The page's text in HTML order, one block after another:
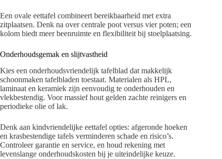
Een ovale eettafel combineert bereikbaarheid met extra
zitplaatsen. Denk na over centrale poot versus vier poten; een
kolom biedt meer beenruimte en flexibiliteit bij stoelplaatsing.
Onderhoudsgemak en slijtvastheid
Kies een onderhoudsvriendelijk tafelblad dat makkelijk
schoonmaken tafelbladen toestaat. Materialen als HPL,
laminaat en keramiek zijn eenvoudig te onderhouden en
vlekbestendig. Voor massief hout gelden zachte reinigers en
periodieke olie of lak.
Denk aan kindvriendelijke eettafel opties: afgeronde hoeken
en krasbestendige tafels verminderen schade en risico’s.
Controleer garantie en service, en houd rekening met
levenslange onderhoudskosten bij je uiteindelijke keuze.